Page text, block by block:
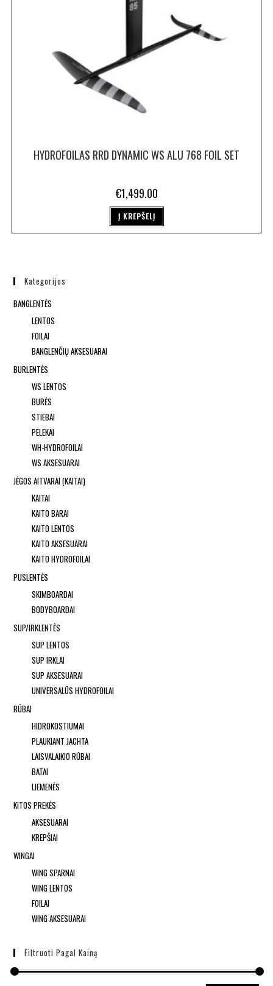
HYDROFOILAS RRD DYNAMIC WS ALU 768 FOIL SET
€1,499.00
Į KREPŠELĮ
Kategorijos
BANGLENTĖS
LENTOS
FOILAI
BANGLENČIŲ AKSESUARAI
BURLENTĖS
WS LENTOS
BURĖS
STIEBAI
PELEKAI
WH-HYDROFOILAI
WS AKSESUARAI
JĖGOS AITVARAI (KAITAI)
KAITAI
KAITO BARAI
KAITO LENTOS
KAITO AKSESUARAI
KAITO HYDROFOILAI
PUSLENTĖS
SKIMBOARDAI
BODYBOARDAI
SUP/IRKLENTĖS
SUP LENTOS
SUP IRKLAI
SUP AKSESUARAI
UNIVERSALŪS HYDROFOILAI
RŪBAI
HIDROKOSTIUMAI
PLAUKIANT JACHTA
LAISVALAIKIO RŪBAI
BATAI
LIEMENĖS
KITOS PREKĖS
AKSESUARAI
KREPŠIAI
WINGAI
WING SPARNAI
WING LENTOS
FOILAI
WING AKSESUARAI
Filtruoti Pagal Kainą